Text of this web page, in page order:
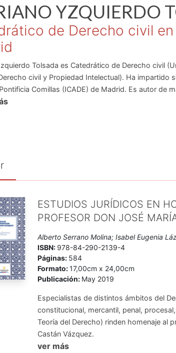
YZQUIERDO
de Derecho civil
Tolsada es Catedrático de Derecho civil
civil y Propiedad Intelectual). Ha impartido
Comillas (ICADE) de Madrid. Es autor de
revistas especializadas en Derecho Civil y otras
ESTUDIOS JURÍDICOS EN
PROFESOR DON JOSÉ
Alberto Serrano Molina; Isabel Eugenia
ISBN: 978-84-290-2139-4
Páginas: 584
Formato:17,00cm x 24,00cm
Publicación: May 2019
Especialistas de distintos ámbitos del
constitucional, mercantil, penal,
Teoría del Derecho) rinden homenaje al
Castán Vázquez.
ver más